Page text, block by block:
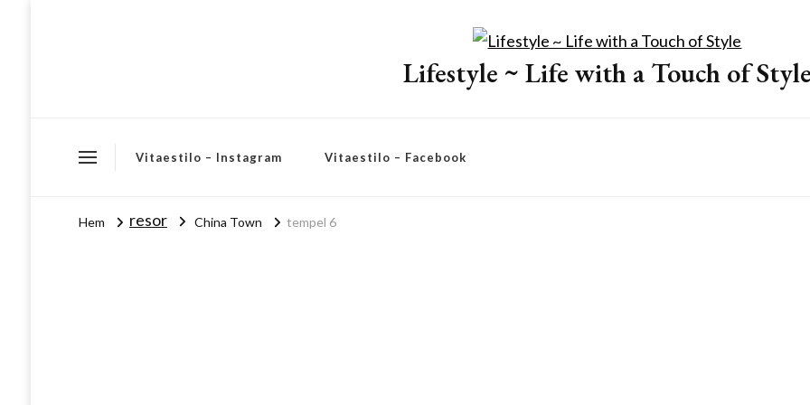
Lifestyle ~ Life with a Touch of
Vitaestilo – Instagram Vitaestilo – Facebook
Hem resor China Town tempel 6